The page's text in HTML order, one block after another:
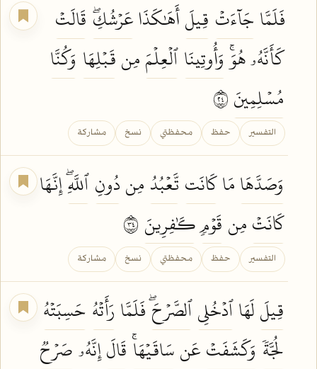
فَلَمَّاجَآءَتۡ قِيلَأَهَٰكَذَاعَرۡشُكِۖ قَالَتۡ
كَأَنَّهُۥ هُوَۚ وَأُوتِينَاٱلۡعِلۡمَمِنقَبۡلِهَا وَكُنَّا
مُسۡلِمِينَ
التفسير حفظ محفظتي نسخ مشاركة
وَصَدَّهَامَاكَانَت تَّعۡبُدُ مِندُونِٱللَّهِۖإِنَّهَا
كَانَتۡمِن قَوۡمٖكَٰفِرِينَ
التفسير حفظ محفظتي نسخ مشاركة
قِيلَلَهَاٱدۡخُلِيٱلصَّرۡحَۖفَلَمَّا رَأَتۡهُ حَسِبَتۡهُ
لُجَّةٗ وَكَشَفَتۡعَنسَاقَيۡهَاۚقَالَإِنَّهُۥصَرۡحٞ